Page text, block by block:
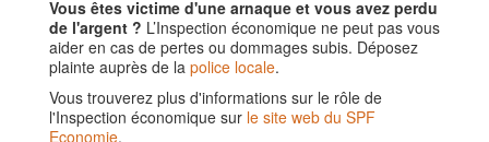
Vous êtes victime d'une arnaque et vous avez perdu
de l'argent ? L’Inspection économique ne peut pas vous
aider en cas de pertes ou dommages subis. Déposez
plainte auprès de la police locale.
Vous trouverez plus d'informations sur le rôle de
l'Inspection économique sur le site web du SPF
Economie.